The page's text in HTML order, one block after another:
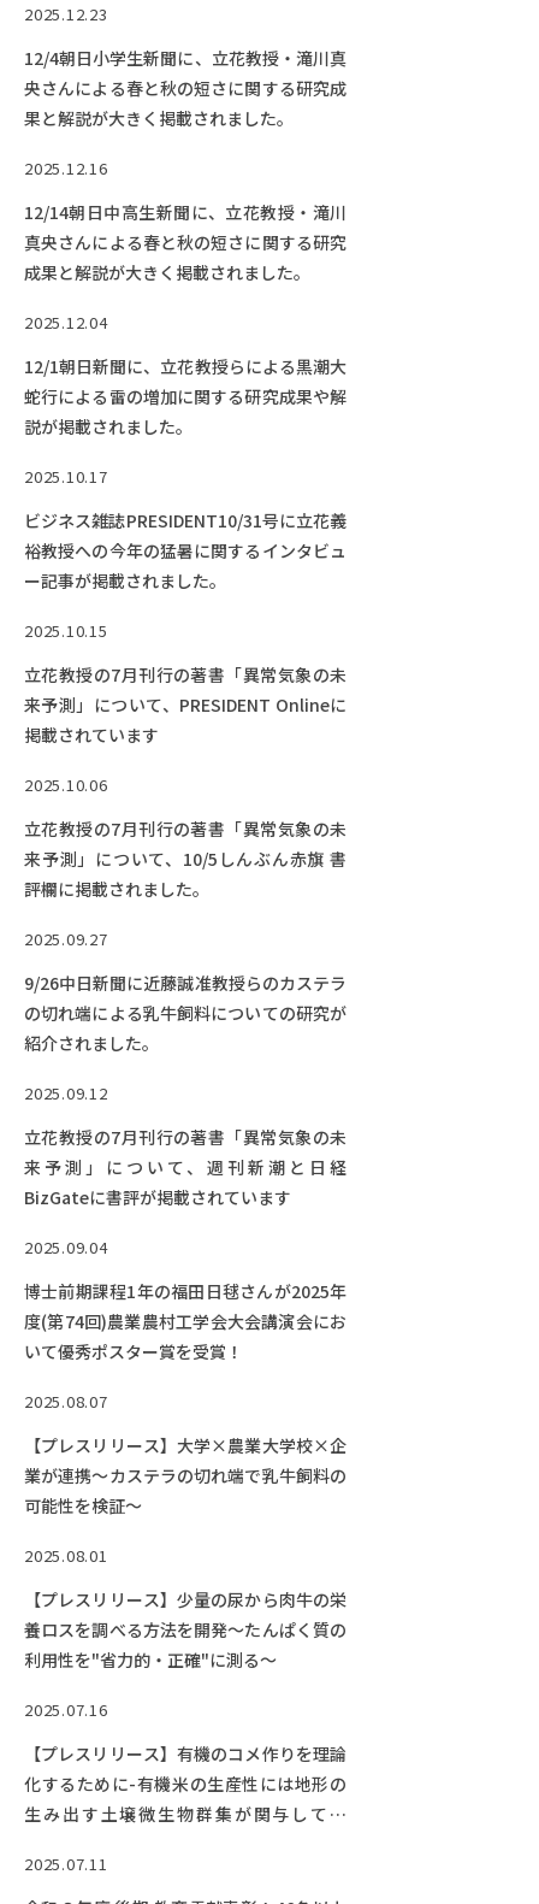
2025.12.23
12/4朝日小学生新聞に、立花教授・滝川真
央さんによる春と秋の短さに関する研究成
果と解説が大きく掲載されました。
2025.12.16
12/14朝日中高生新聞に、立花教授・滝川
真央さんによる春と秋の短さに関する研究
成果と解説が大きく掲載されました。
2025.12.04
12/1朝日新聞に、立花教授らによる黒潮大
蛇行による雷の増加に関する研究成果や解
説が掲載されました。
2025.10.17
ビジネス雑誌PRESIDENT10/31号に立花義
裕教授への今年の猛暑に関するインタビュ
ー記事が掲載されました。
2025.10.15
立花教授の7月刊行の著書「異常気象の未
来予測」について、PRESIDENT Onlineに
掲載されています
2025.10.06
立花教授の7月刊行の著書「異常気象の未
来予測」について、10/5しんぶん赤旗 書
評欄に掲載されました。
2025.09.27
9/26中日新聞に近藤誠准教授らのカステラ
の切れ端による乳牛飼料についての研究が
紹介されました。
2025.09.12
立花教授の7月刊行の著書「異常気象の未
来予測」について、週刊新潮と日経
BizGateに書評が掲載されています
2025.09.04
博士前期課程1年の福田日毬さんが2025年
度(第74回)農業農村工学会大会講演会にお
いて優秀ポスター賞を受賞！
2025.08.07
【プレスリリース】大学×農業大学校×企
業が連携～カステラの切れ端で乳牛飼料の
可能性を検証～
2025.08.01
【プレスリリース】少量の尿から肉牛の栄
養ロスを調べる方法を開発～たんぱく質の
利用性を"省力的・正確"に測る～
2025.07.16
【プレスリリース】有機のコメ作りを理論
化するために-有機米の生産性には地形の
生み出す土壌微生物群集が関与してい
2025.07.11